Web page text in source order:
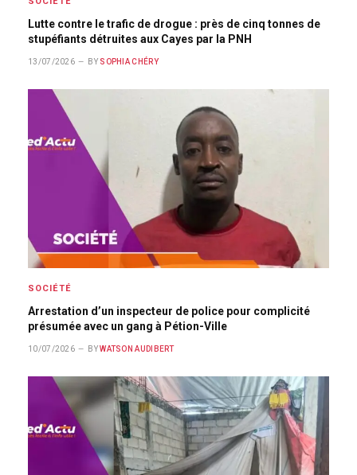
Lutte contre le trafic de drogue : près de cinq tonnes de
stupéfiants détruites aux Cayes par la PNH
13/07/2026 BY SOPHIA CHÉRY
SOCIÉTÉ
Arrestation d’un inspecteur de police pour complicité
présumée avec un gang à Pétion-Ville
10/07/2026 BY WATSON AUDIBERT